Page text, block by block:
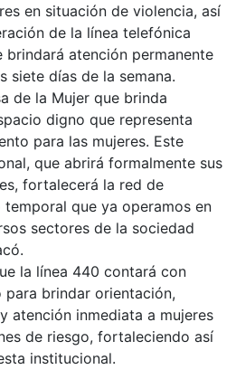
en situación de violencia, así
de la línea telefónica
brindará atención permanente
siete días de la semana.
de la Mujer que brinda
digno que representa
para las mujeres. Este
que abrirá formalmente sus
fortalecerá la red de
que ya operamos en
sectores de la sociedad
la línea 440 contará con
para brindar orientación,
atención inmediata a mujeres
de riesgo, fortaleciendo así
institucional.